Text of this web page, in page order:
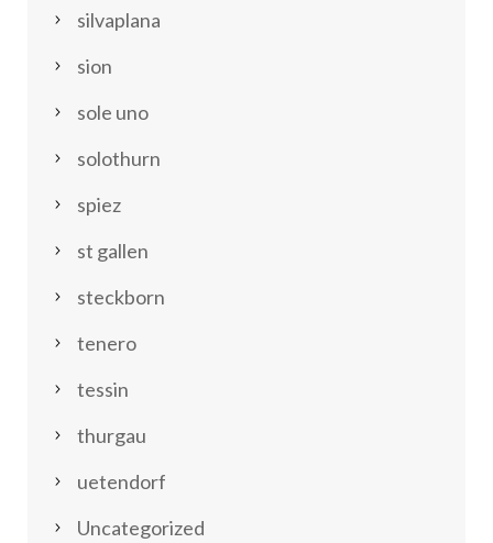
silvaplana
sion
sole uno
solothurn
spiez
st gallen
steckborn
tenero
tessin
thurgau
uetendorf
Uncategorized